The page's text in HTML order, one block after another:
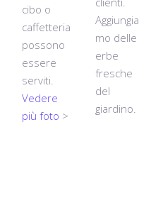
cibo o
caffetteria
possono
essere
serviti.
Vedere
più foto >
Aggiungia
mo delle
erbe
fresche
del
giardino.